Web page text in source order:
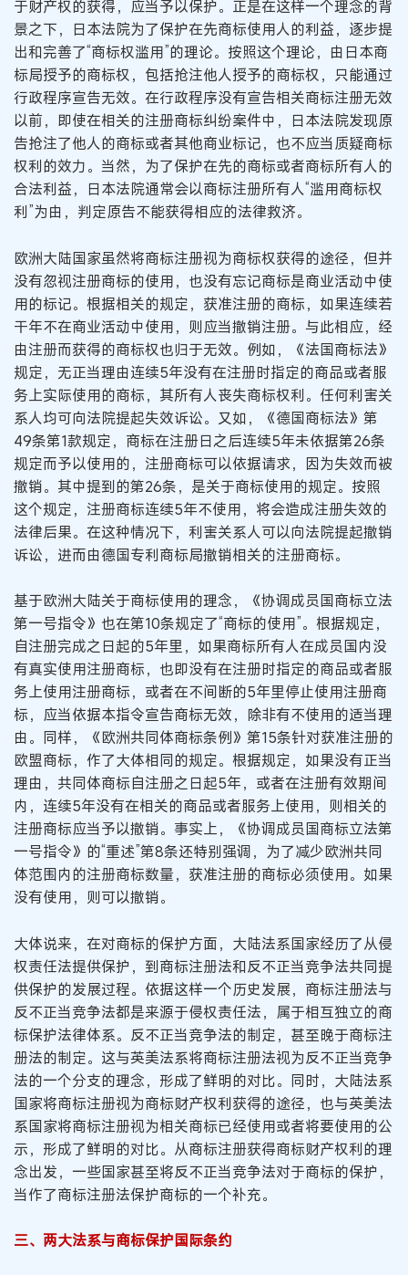
于财产权的获得，应当予以保护。正是在这样一个理念的背
景之下，日本法院为了保护在先商标使用人的利益，逐步提
出和完善了“商标权滥用”的理论。按照这个理论，由日本商
标局授予的商标权，包括抢注他人授予的商标权，只能通过
行政程序宣告无效。在行政程序没有宣告相关商标注册无效
以前，即使在相关的注册商标纠纷案件中，日本法院发现原
告抢注了他人的商标或者其他商业标记，也不应当质疑商标
权利的效力。当然，为了保护在先的商标或者商标所有人的
合法利益，日本法院通常会以商标注册所有人“滥用商标权
利”为由，判定原告不能获得相应的法律救济。
欧洲大陆国家虽然将商标注册视为商标权获得的途径，但并
没有忽视注册商标的使用，也没有忘记商标是商业活动中使
用的标记。根据相关的规定，获准注册的商标，如果连续若
干年不在商业活动中使用，则应当撤销注册。与此相应，经
由注册而获得的商标权也归于无效。例如，《法国商标法》
规定，无正当理由连续5年没有在注册时指定的商品或者服
务上实际使用的商标，其所有人丧失商标权利。任何利害关
系人均可向法院提起失效诉讼。又如，《德国商标法》第
49条第1款规定，商标在注册日之后连续5年未依据第26条
规定而予以使用的，注册商标可以依据请求，因为失效而被
撤销。其中提到的第26条，是关于商标使用的规定。按照
这个规定，注册商标连续5年不使用，将会造成注册失效的
法律后果。在这种情况下，利害关系人可以向法院提起撤销
诉讼，进而由德国专利商标局撤销相关的注册商标。
基于欧洲大陆关于商标使用的理念，《协调成员国商标立法
第一号指令》也在第10条规定了“商标的使用”。根据规定，
自注册完成之日起的5年里，如果商标所有人在成员国内没
有真实使用注册商标，也即没有在注册时指定的商品或者服
务上使用注册商标，或者在不间断的5年里停止使用注册商
标，应当依据本指令宣告商标无效，除非有不使用的适当理
由。同样，《欧洲共同体商标条例》第15条针对获准注册的
欧盟商标，作了大体相同的规定。根据规定，如果没有正当
理由，共同体商标自注册之日起5年，或者在注册有效期间
内，连续5年没有在相关的商品或者服务上使用，则相关的
注册商标应当予以撤销。事实上，《协调成员国商标立法第
一号指令》的“重述”第8条还特别强调，为了减少欧洲共同
体范围内的注册商标数量，获准注册的商标必须使用。如果
没有使用，则可以撤销。
大体说来，在对商标的保护方面，大陆法系国家经历了从侵
权责任法提供保护，到商标注册法和反不正当竞争法共同提
供保护的发展过程。依据这样一个历史发展，商标注册法与
反不正当竞争法都是来源于侵权责任法，属于相互独立的商
标保护法律体系。反不正当竞争法的制定，甚至晚于商标注
册法的制定。这与英美法系将商标注册法视为反不正当竞争
法的一个分支的理念，形成了鲜明的对比。同时，大陆法系
国家将商标注册视为商标财产权利获得的途径，也与英美法
系国家将商标注册视为相关商标已经使用或者将要使用的公
示，形成了鲜明的对比。从商标注册获得商标财产权利的理
念出发，一些国家甚至将反不正当竞争法对于商标的保护，
当作了商标注册法保护商标的一个补充。
三、两大法系与商标保护国际条约